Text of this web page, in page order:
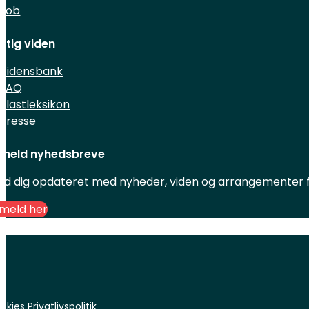
Job
viden
Vidensbank
FAQ
Plastleksikon
Presse
nyhedsbreve
dig opdateret med nyheder, viden og arrangementer
her